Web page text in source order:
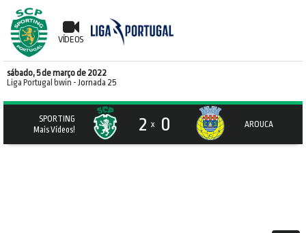
VÍDEOS
sábado, 5 de março de 2022
Liga Portugal bwin - Jornada 25
SPORTING
Mais Vídeos!
2 x 0 AROUCA